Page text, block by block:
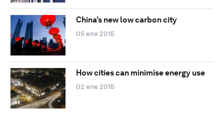
China’s new low carbon city
05 ene 2015
How cities can minimise energy use
02 ene 2015